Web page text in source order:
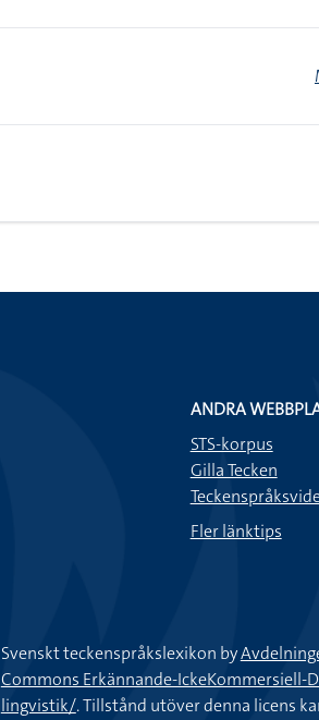
ANDRA
STS-korpus
Gilla Tecken
Fler länktips
Svenskt teckenspråkslexikon by
Commons Erkännande-IckeKommersiell-
lingvistik/. Tillstånd utöver denna licens